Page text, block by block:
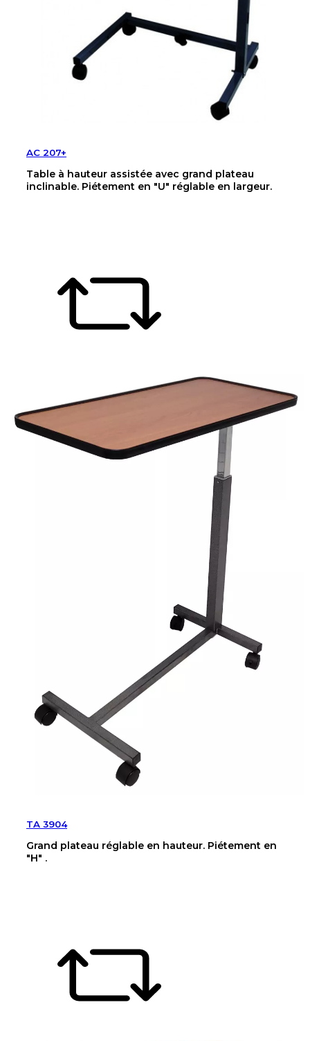
AC 207+
Table à hauteur assistée avec grand plateau
inclinable. Piétement en "U" réglable en largeur.
TA 3904
Grand plateau réglable en hauteur. Piétement en
"H" .